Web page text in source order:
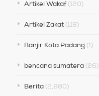
Artikel Wakaf(120)
Artikel Zakat(118)
Banjir Kota Padang(1)
bencana sumatera(26)
Berita(2,880)